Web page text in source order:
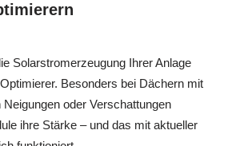
Solarstromerzeugung Ihrer Anlage
Besonders bei Dächern mit
oder Verschattungen
ihre Stärke – und das mit aktueller